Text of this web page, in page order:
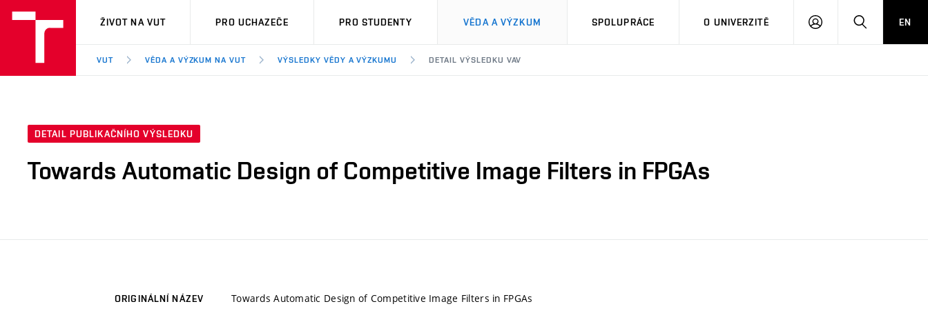
VUT
ŽIVOT NA VUT PRO UCHAZEČE PRO STUDENTY VĚDA A VÝZKUM SPOLUPRÁCE O UNIVERZITĚ
PŘIHLÁSIT HLEDATEN
VUT VĚDA A VÝZKUM NA VUT VÝSLEDKY VĚDY A VÝZKUMU DETAIL VÝSLEDKU VAV
DETAIL PUBLIKAČNÍHO VÝSLEDKU
Towards Automatic Design of Competitive Image Filters in FPGAs
ORIGINÁLNÍ NÁZEV Towards Automatic Design of Competitive Image Filters in FPGAs